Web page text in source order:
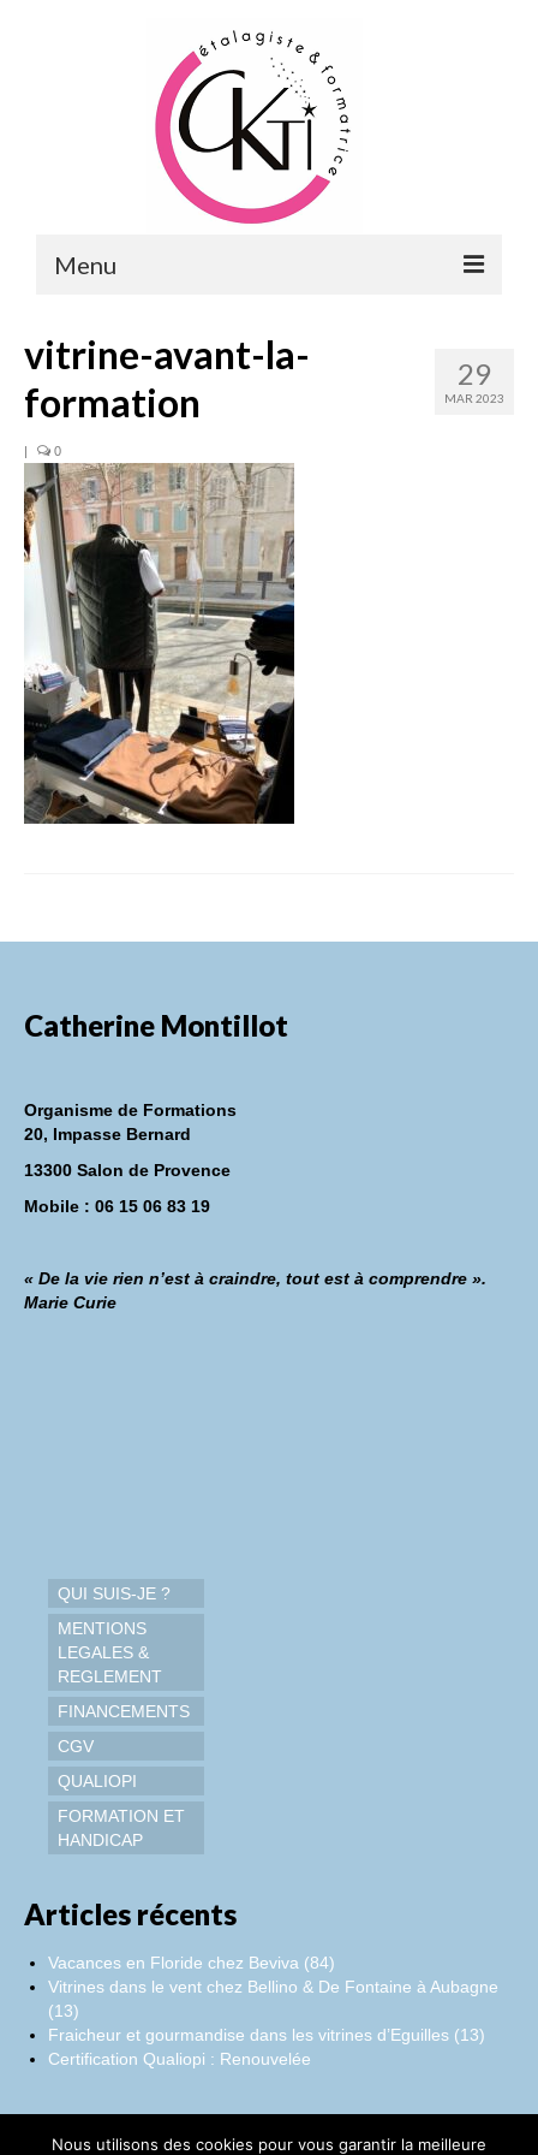
Menu
MERCHANDISING & VITRINES
FORMATIONS RH
FORMATIONS DE FORMATEURS
CONSEILS & PRESTATIONS
REALISATIONS
CONTACT
29
MAR 2023
vitrine-avant-la-
formation
| 0
Catherine Montillot
Organisme de Formations
20, Impasse Bernard
13300 Salon de Provence
Mobile : 06 15 06 83 19
« De la vie rien n’est à craindre, tout est à comprendre ».
Marie Curie
QUI SUIS-JE ?
MENTIONS
LEGALES &
REGLEMENT
FINANCEMENTS
CGV
QUALIOPI
FORMATION ET
HANDICAP
Articles récents
Vacances en Floride chez Beviva (84)
Vitrines dans le vent chez Bellino & De Fontaine à Aubagne
(13)
Fraicheur et gourmandise dans les vitrines d’Eguilles (13)
Certification Qualiopi : Renouvelée
Nous utilisons des cookies pour vous garantir la meilleure